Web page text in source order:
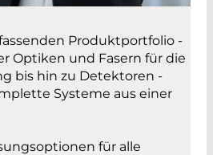
Produktportfolio -
Optiken und Fasern für die
bis hin zu Detektoren -
Systeme aus einer
für alle